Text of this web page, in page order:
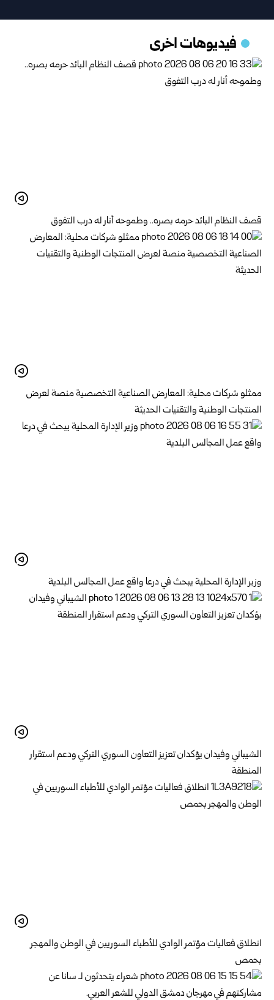
فيديوهات اخرى
قصف النظام البائد حرمه بصره.. وطموحه أنار له درب التفوق
ممثلو شركات محلية: المعارض الصناعية التخصصية منصة لعرض
المنتجات الوطنية والتقنيات الحديثة
وزير الإدارة المحلية يبحث في درعا واقع عمل المجالس البلدية
الشيباني وفيدان يؤكدان تعزيز التعاون السوري التركي ودعم استقرار
المنطقة
انطلاق فعاليات مؤتمر الوادي للأطباء السوريين في الوطن والمهجر
بحمص